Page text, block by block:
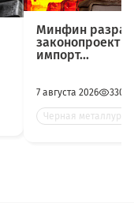
Минфин
законопроект
импорт...
7 августа 2026 330
Черная